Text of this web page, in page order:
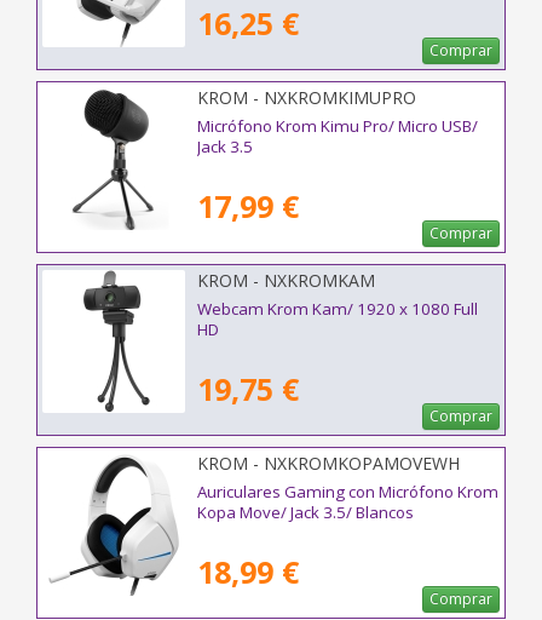
16,25 €
Comprar
KROM - NXKROMKIMUPRO
Micrófono Krom Kimu Pro/ Micro USB/
Jack 3.5
17,99 €
Comprar
KROM - NXKROMKAM
Webcam Krom Kam/ 1920 x 1080 Full
HD
19,75 €
Comprar
KROM - NXKROMKOPAMOVEWH
Auriculares Gaming con Micrófono Krom
Kopa Move/ Jack 3.5/ Blancos
18,99 €
Comprar